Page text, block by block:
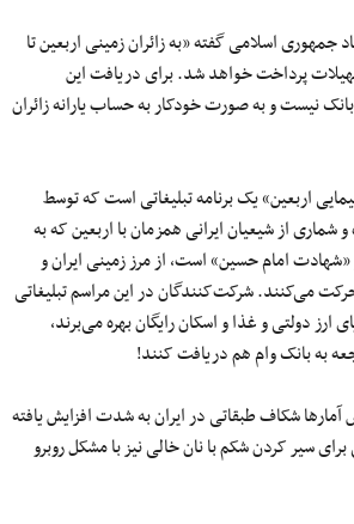
جمهوری اسلامی گفته «به زائران زمینی اربعین تا
پرداخت خواهد شد. برای دریافت این
نیست و به صورت خودکار به حساب یارانه زائران
اربعین» یک برنامه تبلیغاتی است که توسط
شماری از شیعیان ایرانی همزمان با اربعین که به
«شهادت امام حسین» است، از مرز زمینی ایران و
می‌کنند. شرکت‌کنندگان در این مراسم تبلیغاتی
ارز دولتی و غذا و اسکان رایگان بهره می‌برند،
به بانک وام هم دریافت کنند!
شکاف طبقاتی در ایران به شدت افزایش یافته
سیر کردن شکم با نان خالی نیز با مشکل روبرو